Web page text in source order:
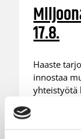
17.8.
Haaste
innostaa
yhteistyötä